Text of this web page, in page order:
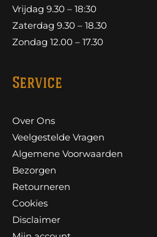
Vrijdag 9.30 – 18:30
Zaterdag 9.30 – 18.30
Zondag 12.00 – 17.30
Service
Over Ons
Veelgestelde Vragen
Algemene Voorwaarden
Bezorgen
Retourneren
Cookies
Disclaimer